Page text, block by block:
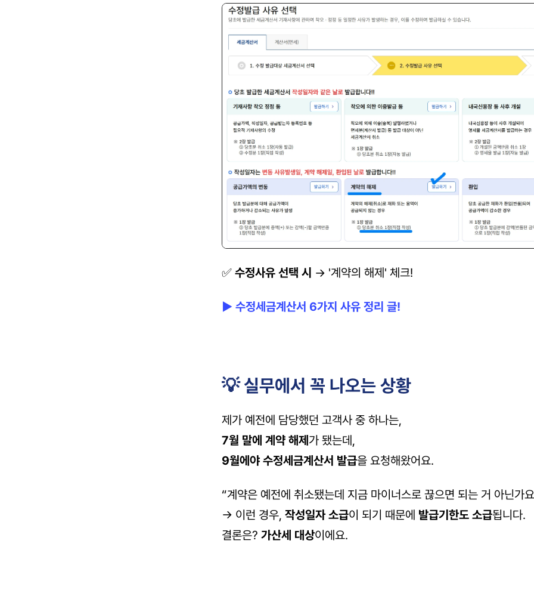
✅ 수정사유 선택 시 → '계약의 해제' 체크!
▶ 수정세금계산서 6가지 사유 정리 글!
💡 실무에서 꼭 나오는 상황
제가 예전에 담당했던 고객사 중 하나는,
7월 말에 계약 해제 가 됐는데,
9월에야 수정세금계산서 발급을 요청해왔어요.
“계약은 예전에 취소됐는데 지금 마이너스로 끊으면 되는 거 아닌가
→ 이런 경우, 작성일자 소급이 되기 때문에 발급기한도 소급됩니다.
결론은? 가산세 대상이에요.